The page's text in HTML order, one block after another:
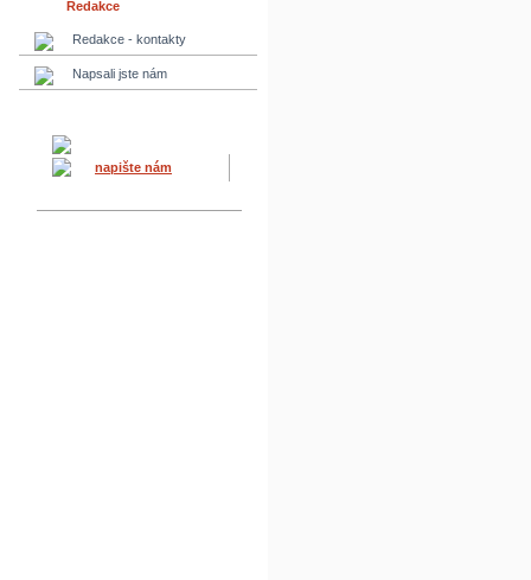
Redakce
Redakce - kontakty
Napsali jste nám
napište nám